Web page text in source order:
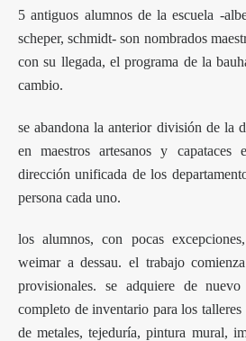
5 antiguos alumnos de la escuela -
scheper, schmidt- son nombrados
con su llegada, el programa de la
cambio.
se abandona la anterior división de la
en maestros artesanos y
dirección unificada de los
persona cada uno.
los alumnos, con pocas
weimar a dessau. el trabajo
provisionales. se adquiere de
completo de inventario para los
de metales, tejeduría, pintura mural,